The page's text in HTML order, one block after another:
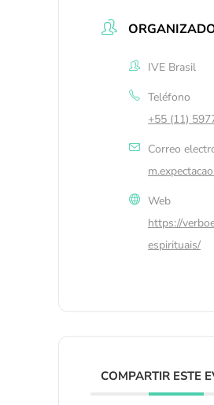
IVE Brasil
Teléfono
+55 (11)
Correo
Web
https://
espirituais/
COMPARTIR ESTE